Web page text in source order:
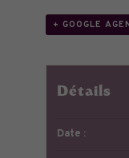
+ GOOGLE
Détails
Date :